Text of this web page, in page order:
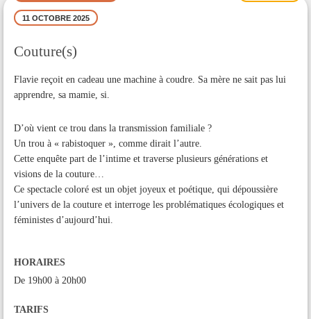
11 OCTOBRE 2025
Couture(s)
Flavie reçoit en cadeau une machine à coudre. Sa mère ne sait pas lui
apprendre, sa mamie, si.
D’où vient ce trou dans la transmission familiale ?
Un trou à « rabistoquer », comme dirait l’autre.
Cette enquête part de l’intime et traverse plusieurs générations et
visions de la couture…
Ce spectacle coloré est un objet joyeux et poétique, qui dépoussière
l’univers de la couture et interroge les problématiques écologiques et
féministes d’aujourd’hui.
HORAIRES
De 19h00 à 20h00
TARIFS